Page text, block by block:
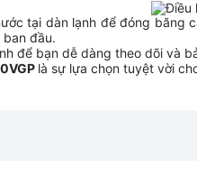
tại dàn lạnh để đóng băng
đầu.
để bạn dễ dàng theo dõi và
là sự lựa chọn tuyệt vời